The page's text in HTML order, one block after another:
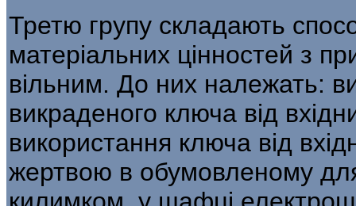
Третю групу складають
мате­ріальних цінностей з
вільним. До них належать:
викраденого ключа від
використання ключа від
жертвою в обумовленому для